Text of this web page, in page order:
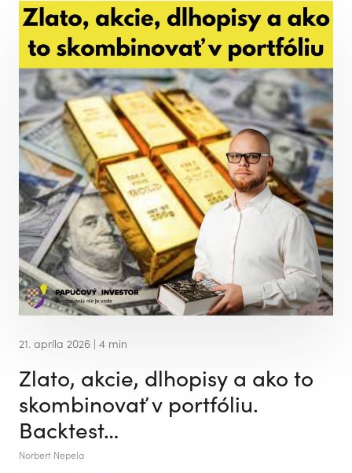
21. apríla 2026 | 4 min
Zlato, akcie, dlhopisy a ako to
skombinovať v portfóliu.
Backtest…
Norbert Nepela